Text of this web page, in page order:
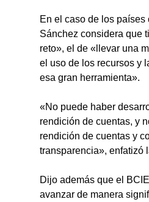
En el caso de los países
Sánchez considera que
reto», el de «llevar una
el uso de los recursos y
esa gran herramienta».
«No puede haber
rendición de cuentas, y
rendición de cuentas y
transparencia», enfatizó
Dijo además que el
avanzar de manera